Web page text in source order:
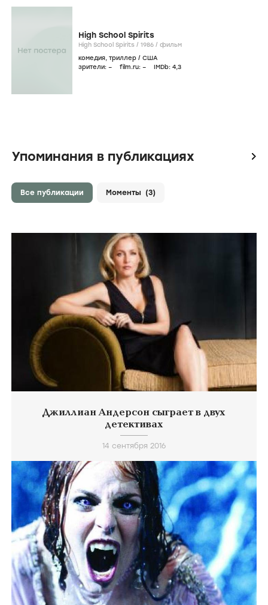
High School Spirits
High School Spirits / 1986 / фильм
комедия, триллер / США
зрители: – film.ru: – IMDb: 4,3
Упоминания в публикациях icon
Все публикации Моменты (3)
Джиллиан Андерсон сыграет в двух
детективах
14 сентября 2016